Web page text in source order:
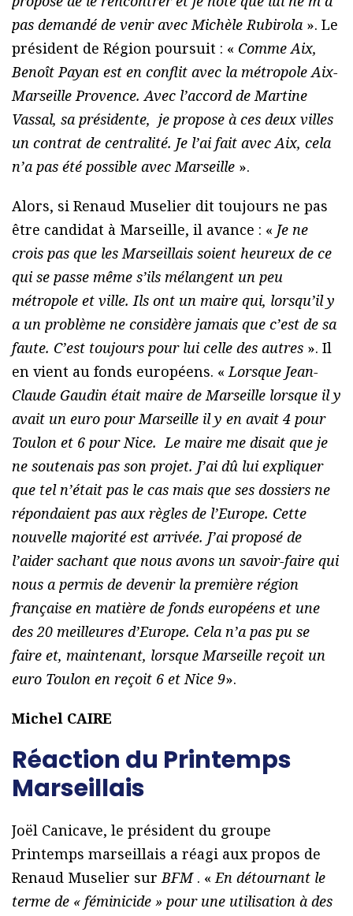
pas demandé de venir avec Michèle Rubirola ». Le
président de Région poursuit : « Comme Aix,
Benoît Payan est en conflit avec la métropole Aix-
Marseille Provence. Avec l’accord de Martine
Vassal, sa présidente, je propose à ces deux villes
un contrat de centralité. Je l’ai fait avec Aix, cela
n’a pas été possible avec Marseille ».
Alors, si Renaud Muselier dit toujours ne pas
être candidat à Marseille, il avance : « Je ne
crois pas que les Marseillais soient heureux de ce
qui se passe même s’ils mélangent un peu
métropole et ville. Ils ont un maire qui, lorsqu’il y
a un problème ne considère jamais que c’est de sa
faute. C’est toujours pour lui celle des autres ». Il
en vient au fonds européens. «Lorsque Jean-
Claude Gaudin était maire de Marseille lorsque il y
avait un euro pour Marseille il y en avait 4 pour
Toulon et 6 pour Nice. Le maire me disait que je
ne soutenais pas son projet. J’ai dû lui expliquer
que tel n’était pas le cas mais que ses dossiers ne
répondaient pas aux règles de l’Europe. Cette
nouvelle majorité est arrivée. J’ai proposé de
l’aider sachant que nous avons un savoir-faire qui
nous a permis de devenir la première région
française en matière de fonds européens et une
des 20 meilleures d’Europe. Cela n’a pas pu se
faire et, maintenant, lorsque Marseille reçoit un
euro Toulon en reçoit 6 et Nice 9».
Michel CAIRE
Réaction du Printemps
Marseillais
Joël Canicave, le président du groupe
Printemps marseillais a réagi aux propos de
Renaud Muselier surBFM. «En détournant le
terme de « féminicide » pour une utilisation à des